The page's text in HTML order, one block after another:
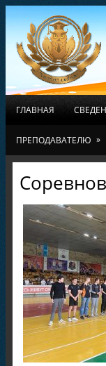
ГЛАВНАЯ
ПРЕПОДАВАТЕЛЮ »